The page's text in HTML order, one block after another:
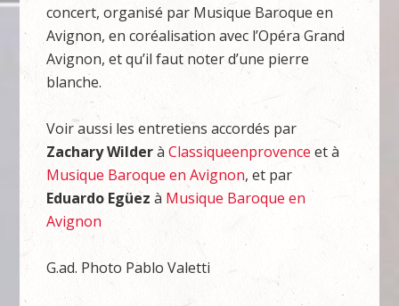
concert, organisé par Musique Baroque en
Avignon, en coréalisation avec l’Opéra Grand
Avignon, et qu’il faut noter d’une pierre
blanche.
Voir aussi les entretiens accordés par
Zachary WilderàClassiqueenprovenceet à
Musique Baroque en Avignon, et par
Eduardo Egüez à Musique Baroque en
Avignon
G.ad. Photo Pablo Valetti